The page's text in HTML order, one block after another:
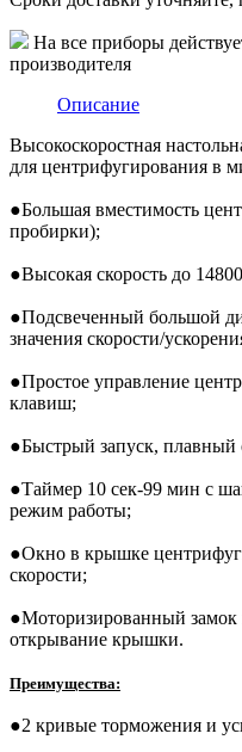
На все приборы
производителя
Описание
Высокоскоростная
для центрифугирования в
●Большая вместимость
пробирки);
●Высокая скорость до
●Подсвеченный большой
значения скорости/
●Простое управление
клавиш;
●Быстрый запуск, плавный
●Таймер 10 сек-99 мин с
режим работы;
●Окно в крышке
скорости;
●Моторизированный замок
открывание крышки.
Преимущества:
●2 кривые торможения и